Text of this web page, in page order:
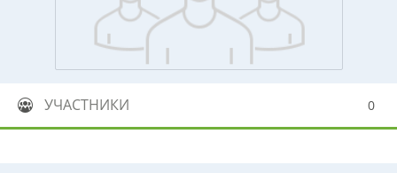
УЧАСТНИКИ 0